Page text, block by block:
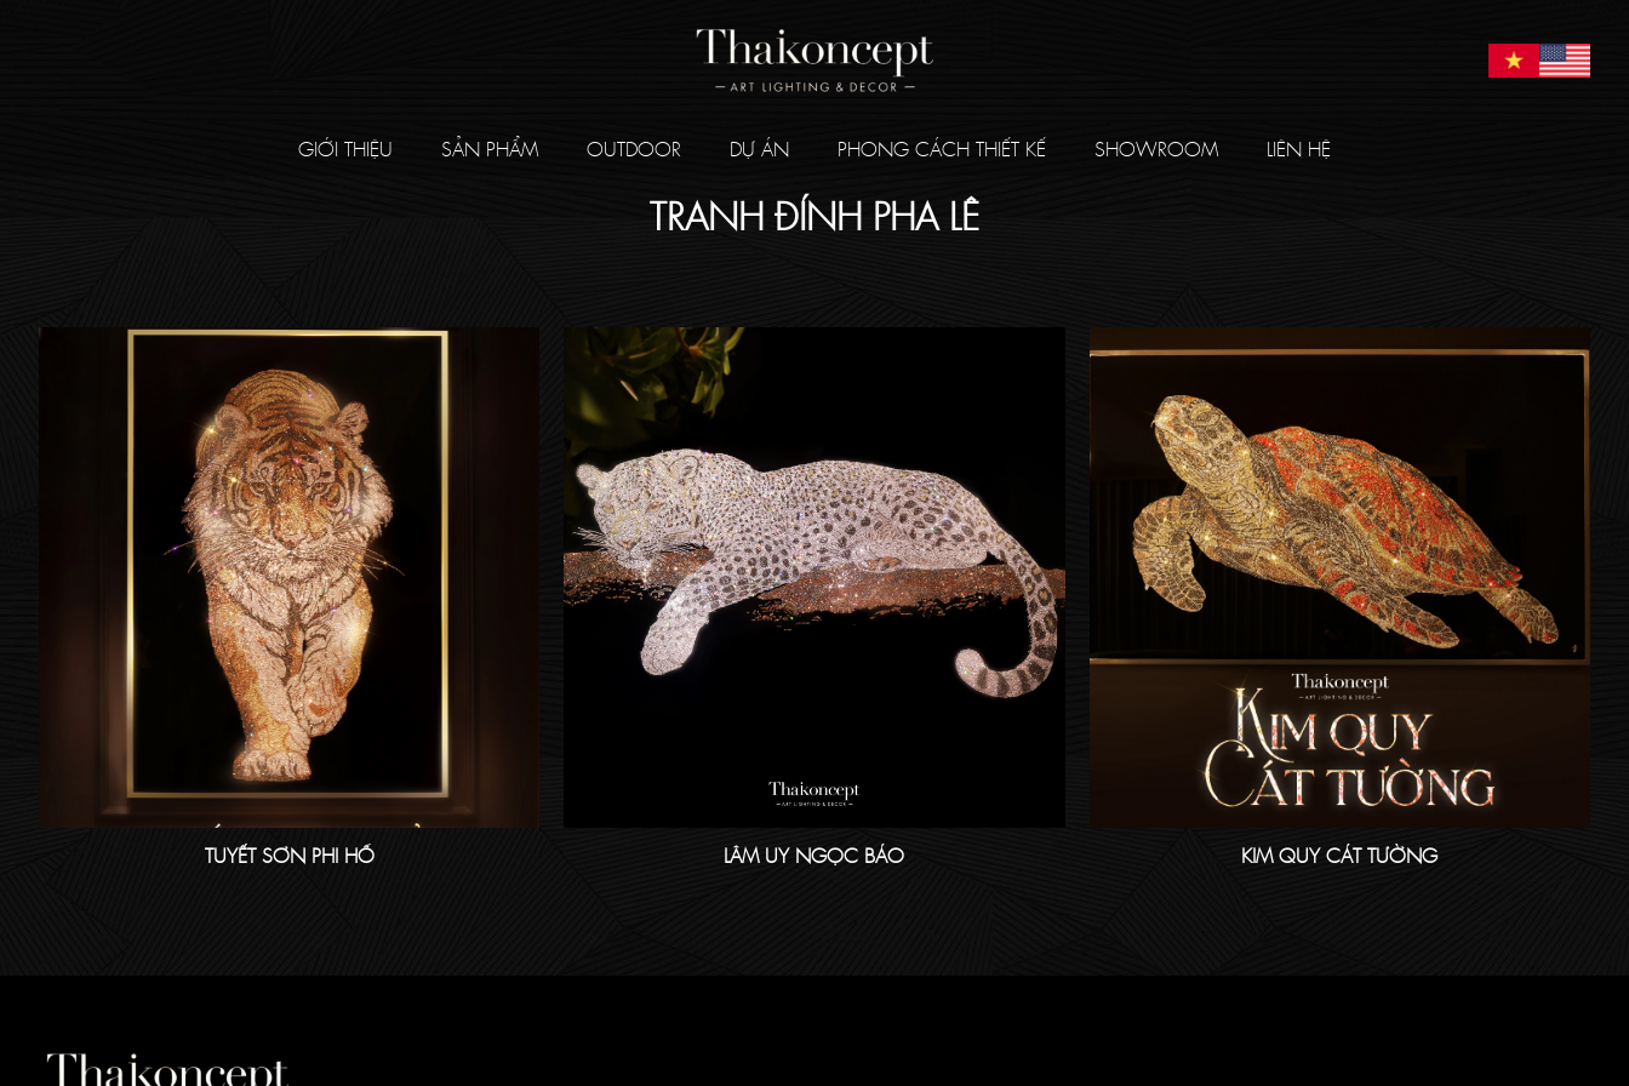
GIỚI THIỆU SẢN PHẨM OUTDOOR DỰ ÁN PHONG CÁCH THIẾT KẾ SHOWROOM LIÊN HỆ
TRANH ĐÍNH PHA LÊ
TUYẾT SƠN PHI HỔ LÂM UY NGỌC BÁO KIM QUY CÁT TƯỜNG